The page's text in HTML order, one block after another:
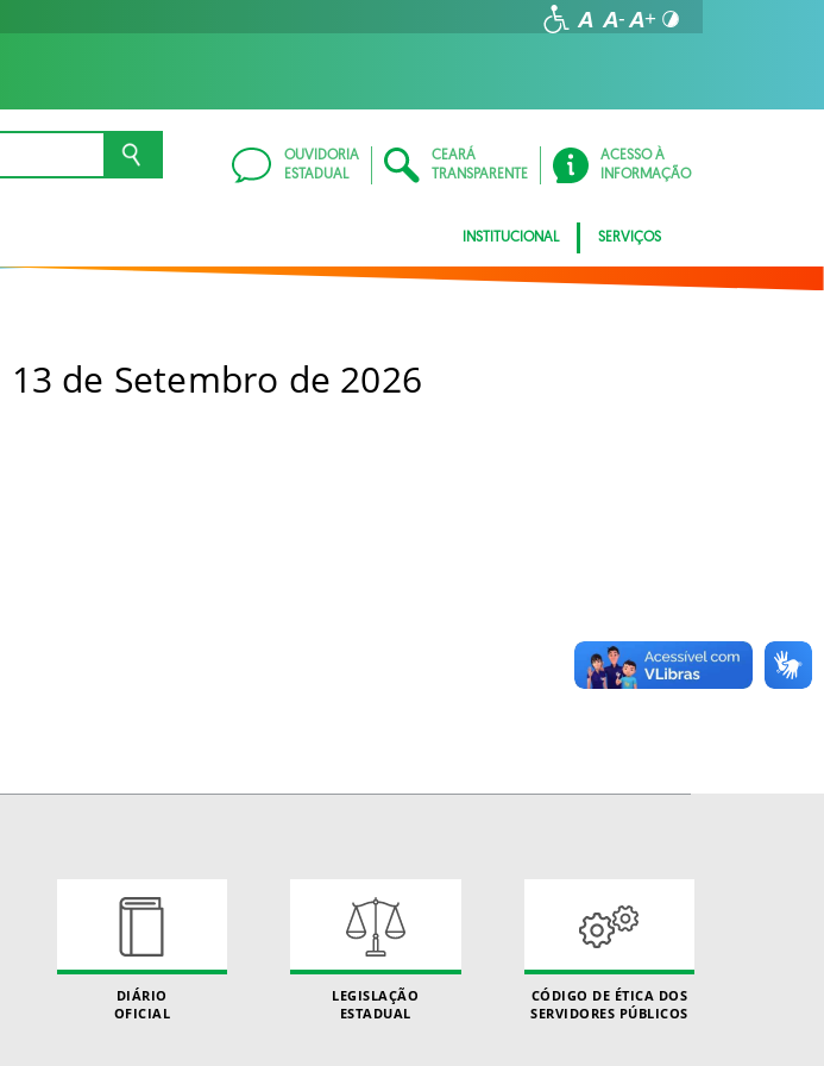
OUVIDORIA
ESTADUAL
CEARÁ
TRANSPARENTE
ACESSO À
INFORMAÇÃO
INSTITUCIONAL SERVIÇOS
13 de Setembro de 2026
DIÁRIO
OFICIAL
LEGISLAÇÃO
ESTADUAL
CÓDIGO DE ÉTICA DOS
SERVIDORES PÚBLICOS